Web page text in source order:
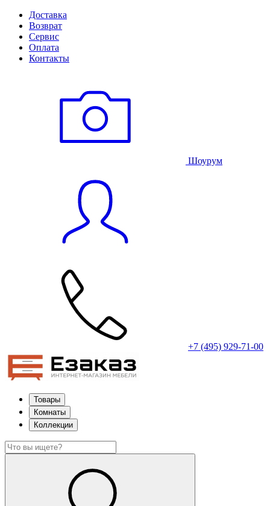
Доставка
Возврат
Сервис
Оплата
Контакты
Шоурум
+7 (495) 929-71-00
Товары
Комнаты
Коллекции